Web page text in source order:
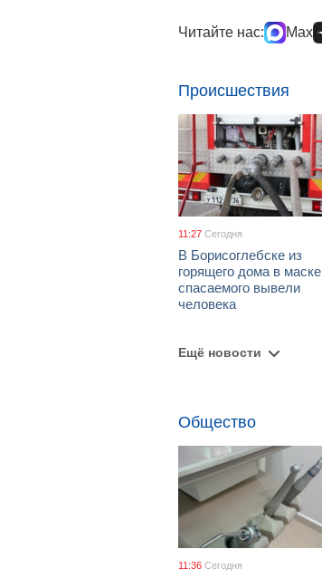
Читайте нас: Max
Происшествия
11:27 Сегодня
В Борисоглебске из
горящего дома в маске
спасаемого вывели
человека
Ещё новости
Общество
11:36 Сегодня